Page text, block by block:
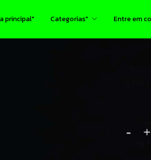
principal" Categorias" Entre em